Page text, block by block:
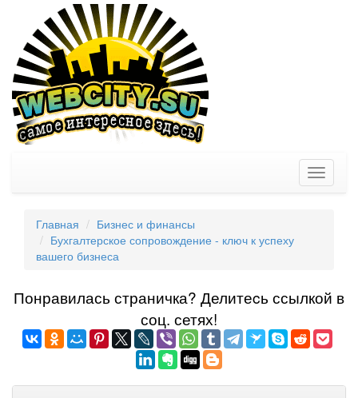
Toggle
Главная
Бизнес и финансы
Бухгалтерское сопровождение - ключ к успеху
вашего бизнеса
Понравилась страничка? Делитеcь ссылкой в
соц. сетях!